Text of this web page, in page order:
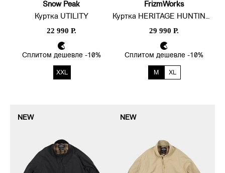
Snow Peak
Куртка UTILITY
22 990 Р.
Сплитом дешевле -10%
XXL
FrizmWorks
Куртка HERITAGE HUNTING 002
29 990 Р.
Сплитом дешевле -10%
M XL
NEW NEW